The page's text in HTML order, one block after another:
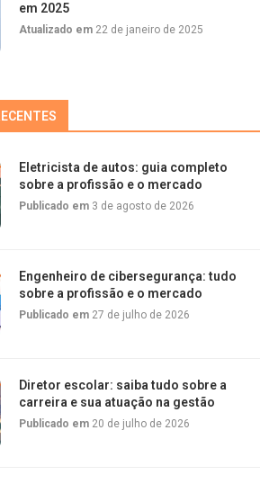
em 2025
Atualizado em 22 de janeiro de 2025
Eletricista de autos: guia completo
sobre a profissão e o mercado
Publicado em 3 de agosto de 2026
Engenheiro de cibersegurança: tudo
sobre a profissão e o mercado
Publicado em 27 de julho de 2026
Diretor escolar: saiba tudo sobre a
carreira e sua atuação na gestão
Publicado em 20 de julho de 2026